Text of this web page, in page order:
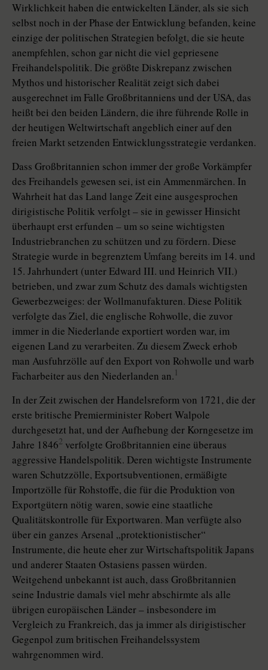
Wirklichkeit haben die entwickelten Länder, als sie sich
selbst noch in der Phase der Entwicklung befanden, keine
einzige der politischen Strategien befolgt, die sie heute
anempfehlen, schon gar nicht die viel gepriesene
Freihandelspolitik. Die größte Diskrepanz zwischen
Mythos und historischer Realität zeigt sich dabei
ausgerechnet im Falle Großbritanniens und der USA, das
heißt bei den beiden Ländern, die ihre führende Rolle in
der heutigen Weltwirtschaft angeblich einer auf den
freien Markt setzenden Entwicklungsstrategie verdanken.
Dass Großbritannien schon immer der große Vorkämpfer
des Freihandels gewesen sei, ist ein Ammenmärchen. In
Wahrheit hat das Land lange Zeit eine ausgesprochen
dirigistische Politik verfolgt – sie in gewisser Hinsicht
überhaupt erst erfunden – um so seine wichtigsten
Industriebranchen zu schützen und zu fördern. Diese
Strategie wurde in begrenztem Umfang bereits im 14. und
15. Jahrhundert (unter Edward III. und Heinrich VII.)
betrieben, und zwar zum Schutz des damals wichtigsten
Gewerbezweiges: der Wollmanufakturen. Diese Politik
verfolgte das Ziel, die englische Rohwolle, die zuvor
immer in die Niederlande exportiert worden war, im
eigenen Land zu verarbeiten. Zu diesem Zweck erhob
man Ausfuhrzölle auf den Export von Rohwolle und warb
Facharbeiter aus den Niederlanden an. 1
In der Zeit zwischen der Handelsreform von 1721, die der
erste britische Premierminister Robert Walpole
durchgesetzt hat, und der Aufhebung der Korngesetze im
Jahre 18462 verfolgte Großbritannien eine überaus
aggressive Handelspolitik. Deren wichtigste Instrumente
waren Schutzzölle, Exportsubventionen, ermäßigte
Importzölle für Rohstoffe, die für die Produktion von
Exportgütern nötig waren, sowie eine staatliche
Qualitätskontrolle für Exportwaren. Man verfügte also
über ein ganzes Arsenal „protektionistischer“
Instrumente, die heute eher zur Wirtschaftspolitik Japans
und anderer Staaten Ostasiens passen würden.
Weitgehend unbekannt ist auch, dass Großbritannien
seine Industrie damals viel mehr abschirmte als alle
übrigen europäischen Länder – insbesondere im
Vergleich zu Frankreich, das ja immer als dirigistischer
Gegenpol zum britischen Freihandelssystem
wahrgenommen wird.